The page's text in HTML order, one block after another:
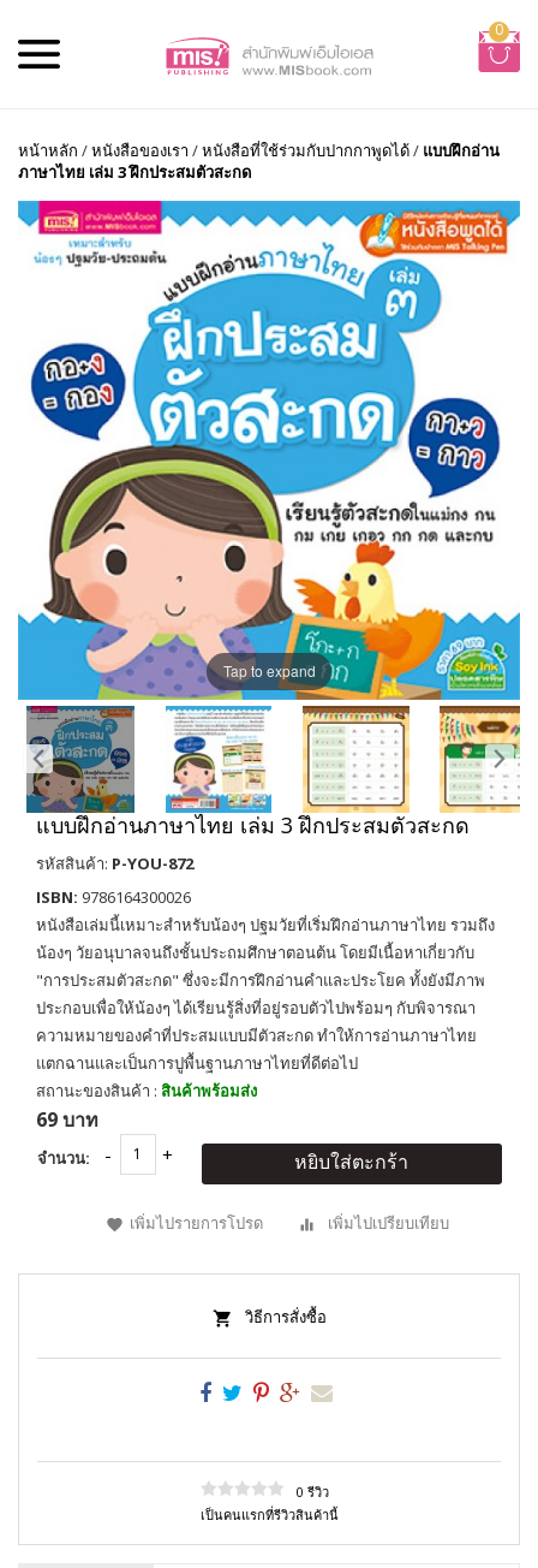
0
หน้าหลัก /หนังสือของเรา /หนังสือที่ใช้ร่วมกับปากกาพูดได้/ แบบฝึกอ่าน
ภาษาไทย เล่ม 3 ฝึกประสมตัวสะกด
Tap to expand
แบบฝึกอ่านภาษาไทย เล่ม 3 ฝึกประสมตัวสะกด
รหัสสินค้า: P-YOU-872
ISBN: 9786164300026
หนังสือเล่มนี้เหมาะสำหรับน้องๆ ปฐมวัยที่เริ่มฝึกอ่านภาษาไทย รวมถึง
น้องๆ วัยอนุบาลจนถึงชั้นประถมศึกษาตอนต้น โดยมีเนื้อหาเกี่ยวกับ
"การประสมตัวสะกด" ซึ่งจะมีการฝึกอ่านคำและประโยค ทั้งยังมีภาพ
ประกอบเพื่อให้น้องๆ ได้เรียนรู้สิ่งที่อยู่รอบตัวไปพร้อมๆ กับพิจารณา
ความหมายของคำที่ประสมแบบมีตัวสะกด ทำให้การอ่านภาษาไทย
แตกฉานและเป็นการปูพื้นฐานภาษาไทยที่ดีต่อไป
สถานะของสินค้า : สินค้าพร้อมส่ง
69 บาท
จำนวน: หยิบใส่ตะกร้า
เพิ่มไปรายการโปรด เพิ่มไปเปรียบเทียบ
วิธีการสั่งซื้อ
0 รีวิว
เป็นคนแรกที่รีวิวสินค้านี้